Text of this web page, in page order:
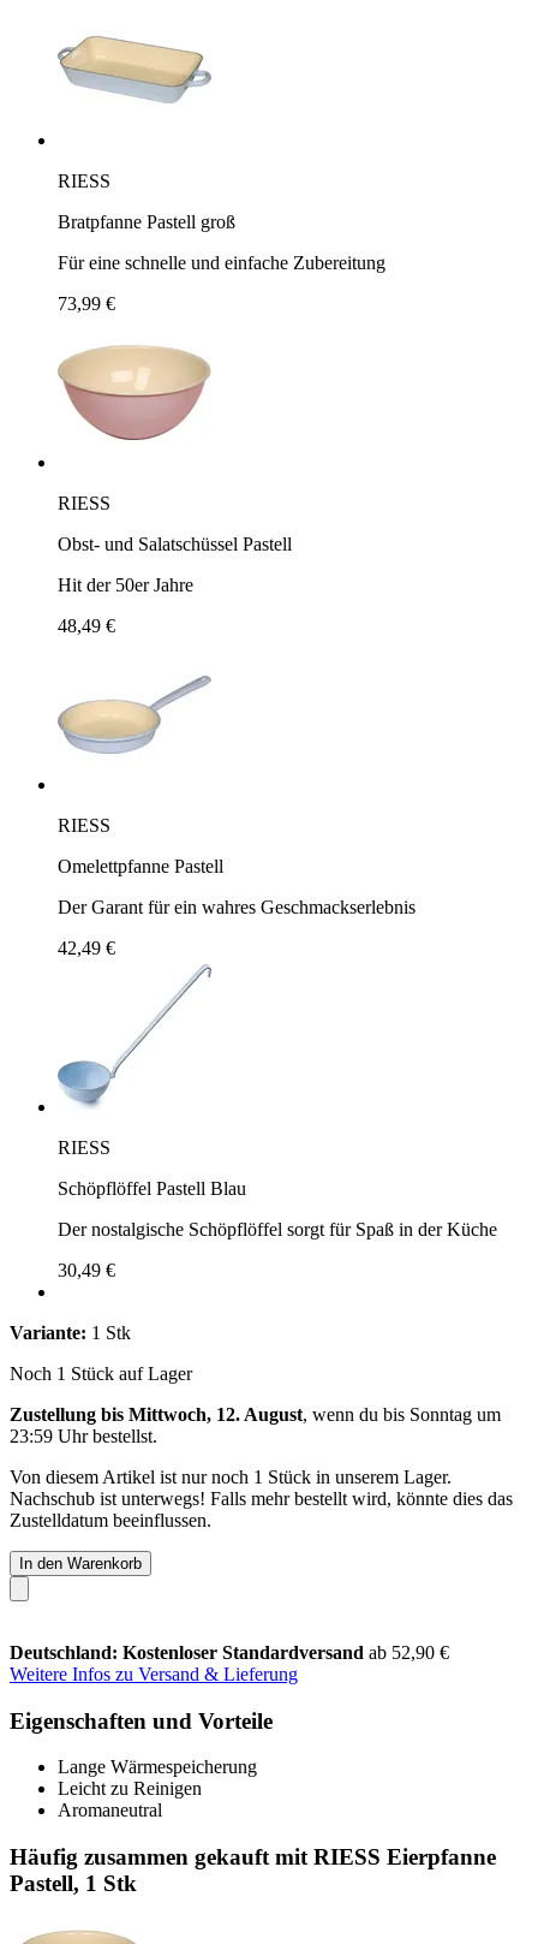
RIESS
Bratpfanne Pastell groß
Für eine schnelle und einfache Zubereitung
73,99 €
RIESS
Obst- und Salatschüssel Pastell
Hit der 50er Jahre
48,49 €
RIESS
Omelettpfanne Pastell
Der Garant für ein wahres Geschmackserlebnis
42,49 €
RIESS
Schöpflöffel Pastell Blau
Der nostalgische Schöpflöffel sorgt für Spaß in der Küche
30,49 €
Variante: 1 Stk
Noch 1 Stück auf Lager
Zustellung bis Mittwoch, 12. August, wenn du bis Sonntag um
23:59 Uhrbestellst.
Von diesem Artikel ist nur noch 1 Stück in unserem Lager.
Nachschub ist unterwegs! Falls mehr bestellt wird, könnte dies das
Zustelldatum beeinflussen.
In den Warenkorb
Deutschland: Kostenloser Standardversand ab 52,90 €
Weitere Infos zu Versand & Lieferung
Eigenschaften und Vorteile
Lange Wärmespeicherung
Leicht zu Reinigen
Aromaneutral
Häufig zusammen gekauft mit RIESS Eierpfanne
Pastell, 1 Stk